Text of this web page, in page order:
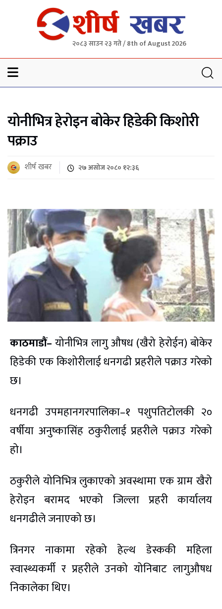
२०८३ साउन २३ गते / 8th of August 2026
योनीभित्र हेरोइन बोकेर हिडेकी किशोरी
पक्राउ
शीर्ष खबर २७ असोज २०८० १२:३६
काठमाडौं–योनीभित्र लागु औषध (खैरो हेरोईन) बोकेर
हिडेकी एक किशोरीलाई धनगढी प्रहरीले पक्राउ गरेको
छ।
धनगढी उपमहानगरपालिका–१ पशुपतिटोलकी २०
वर्षीया अनुष्कासिंह ठकुरीलाई प्रहरीले पक्राउ गरेको
हो।
ठकुरीले योनिभित्र लुकाएको अवस्थामा एक ग्राम खैरो
हेरोइन बरामद भएको जिल्ला प्रहरी कार्यालय
धनगढीले जनाएको छ।
त्रिनगर नाकामा रहेको हेल्थ डेस्ककी महिला
स्वास्थ्यकर्मी र प्रहरीले उनको योनिबाट लागुऔषध
निकालेका थिए।